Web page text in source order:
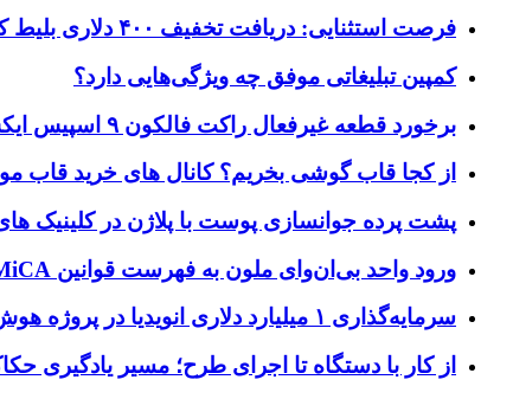
فرصت استثنایی: دریافت تخفیف ۴۰۰ دلاری بلیط کنفرانس تک‌کرانچ دیسراپت ۲۰۲۶
کمپین تبلیغاتی موفق چه ویژگی‌هایی دارد؟
برخورد قطعه غیرفعال راکت فالکون ۹ اسپیس ایکس به کره ماه؛ زمان و جزئیات دقیق حادثه
از کجا قاب گوشی بخریم؟ کانال های خرید قاب
پشت پرده جوانسازی پوست با پلاژن در کلینیک
ورود واحد بی‌ان‌وای ملون به فهرست قوانین MiCA؛ افزودن ۱۵ ارائه‌دهنده جدید توسط نهاد نظارتی اروپا
سرمایه‌گذاری ۱ میلیارد دلاری انویدیا در پروژه هوش مصنوعی ناور
از کار با دستگاه تا اجرای طرح؛ مسیر یادگیری